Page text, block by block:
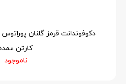
کارتن
ناموجود